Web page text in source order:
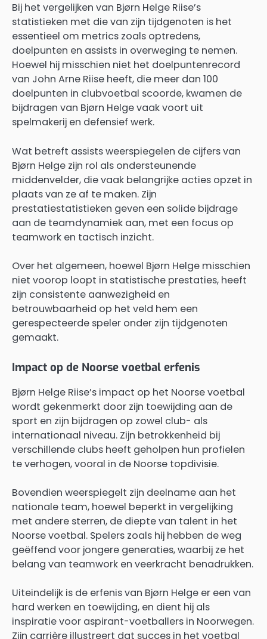
Bij het vergelijken van Bjørn Helge Riise’s
statistieken met die van zijn tijdgenoten is het
essentieel om metrics zoals optredens,
doelpunten en assists in overweging te nemen.
Hoewel hij misschien niet het doelpuntenrecord
van John Arne Riise heeft, die meer dan 100
doelpunten in clubvoetbal scoorde, kwamen de
bijdragen van Bjørn Helge vaak voort uit
spelmakerij en defensief werk.
Wat betreft assists weerspiegelen de cijfers van
Bjørn Helge zijn rol als ondersteunende
middenvelder, die vaak belangrijke acties opzet in
plaats van ze af te maken. Zijn
prestatiestatistieken geven een solide bijdrage
aan de teamdynamiek aan, met een focus op
teamwork en tactisch inzicht.
Over het algemeen, hoewel Bjørn Helge misschien
niet voorop loopt in statistische prestaties, heeft
zijn consistente aanwezigheid en
betrouwbaarheid op het veld hem een
gerespecteerde speler onder zijn tijdgenoten
gemaakt.
Impact op de Noorse voetbal erfenis
Bjørn Helge Riise’s impact op het Noorse voetbal
wordt gekenmerkt door zijn toewijding aan de
sport en zijn bijdragen op zowel club- als
internationaal niveau. Zijn betrokkenheid bij
verschillende clubs heeft geholpen hun profielen
te verhogen, vooral in de Noorse topdivisie.
Bovendien weerspiegelt zijn deelname aan het
nationale team, hoewel beperkt in vergelijking
met andere sterren, de diepte van talent in het
Noorse voetbal. Spelers zoals hij hebben de weg
geëffend voor jongere generaties, waarbij ze het
belang van teamwork en veerkracht benadrukken.
Uiteindelijk is de erfenis van Bjørn Helge er een van
hard werken en toewijding, en dient hij als
inspiratie voor aspirant-voetballers in Noorwegen.
Zijn carrière illustreert dat succes in het voetbal